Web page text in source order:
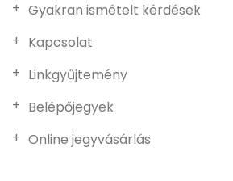
Gyakran ismételt kérdések
Kapcsolat
Linkgyűjtemény
Belépőjegyek
Online jegyvásárlás